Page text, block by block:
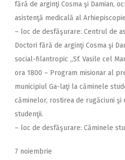
fără de arginţi Cosma şi Damian,
asistenţă medicală al
– loc de desfăşurare: Centrul de
Doctori fără de arginţi Cosma şi
social-filantropic ,,Sf. Vasile cel
ora 1800 – Program misionar al
municipiul Ga-laţi la căminele
căminelor, rostirea de rugăciuni şi
studenţii.
– loc de desfăşurare: Căminele
7 noiembrie